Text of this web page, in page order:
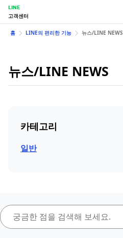
LINE
고객센터
홈 LINE의 편리한 기능 뉴스/LINE NEWS
뉴스/LINE NEWS
카테고리
일반